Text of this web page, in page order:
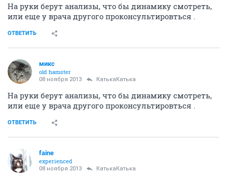
На руки берут анализы, что бы динамику смотреть,
или еще у врача другого проконсультировться .
ОТВЕТИТЬ
микс
old hamster
08 ноября 2013 КатькаКатька
На руки берут анализы, что бы динамику смотреть,
или еще у врача другого проконсультировться .
ОТВЕТИТЬ
faine
experienced
08 ноября 2013 КатькаКатька